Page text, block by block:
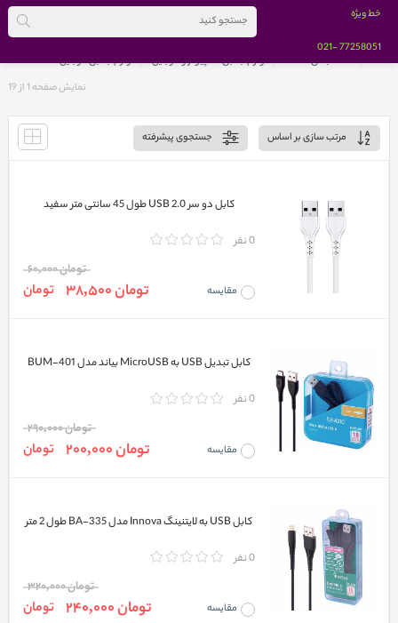
خط ویژه
77258051
-021
خانه
دسته بندی کالاها لوازم جانبی کامپیوتر و موبایل
لوازم جانبی موبایل
نمایش صفحه 1 از
19
مرتب سازی بر اساس جستجوی پیشرفته
کابل دو سر USB 2.0 طول 45 سانتی متر سفید
0 نفر
مقایسه
تومان 60,000
تومان 38,500 تومان
کابل تبدیل USB به MicroUSB بیاند مدل BUM-401
0 نفر
مقایسه
تومان 290,000
تومان 200,000 تومان
کابل USB به لایتنینگ Innova مدل BA-335 طول 2 متر
0 نفر
مقایسه
تومان 320,000
تومان 240,000 تومان